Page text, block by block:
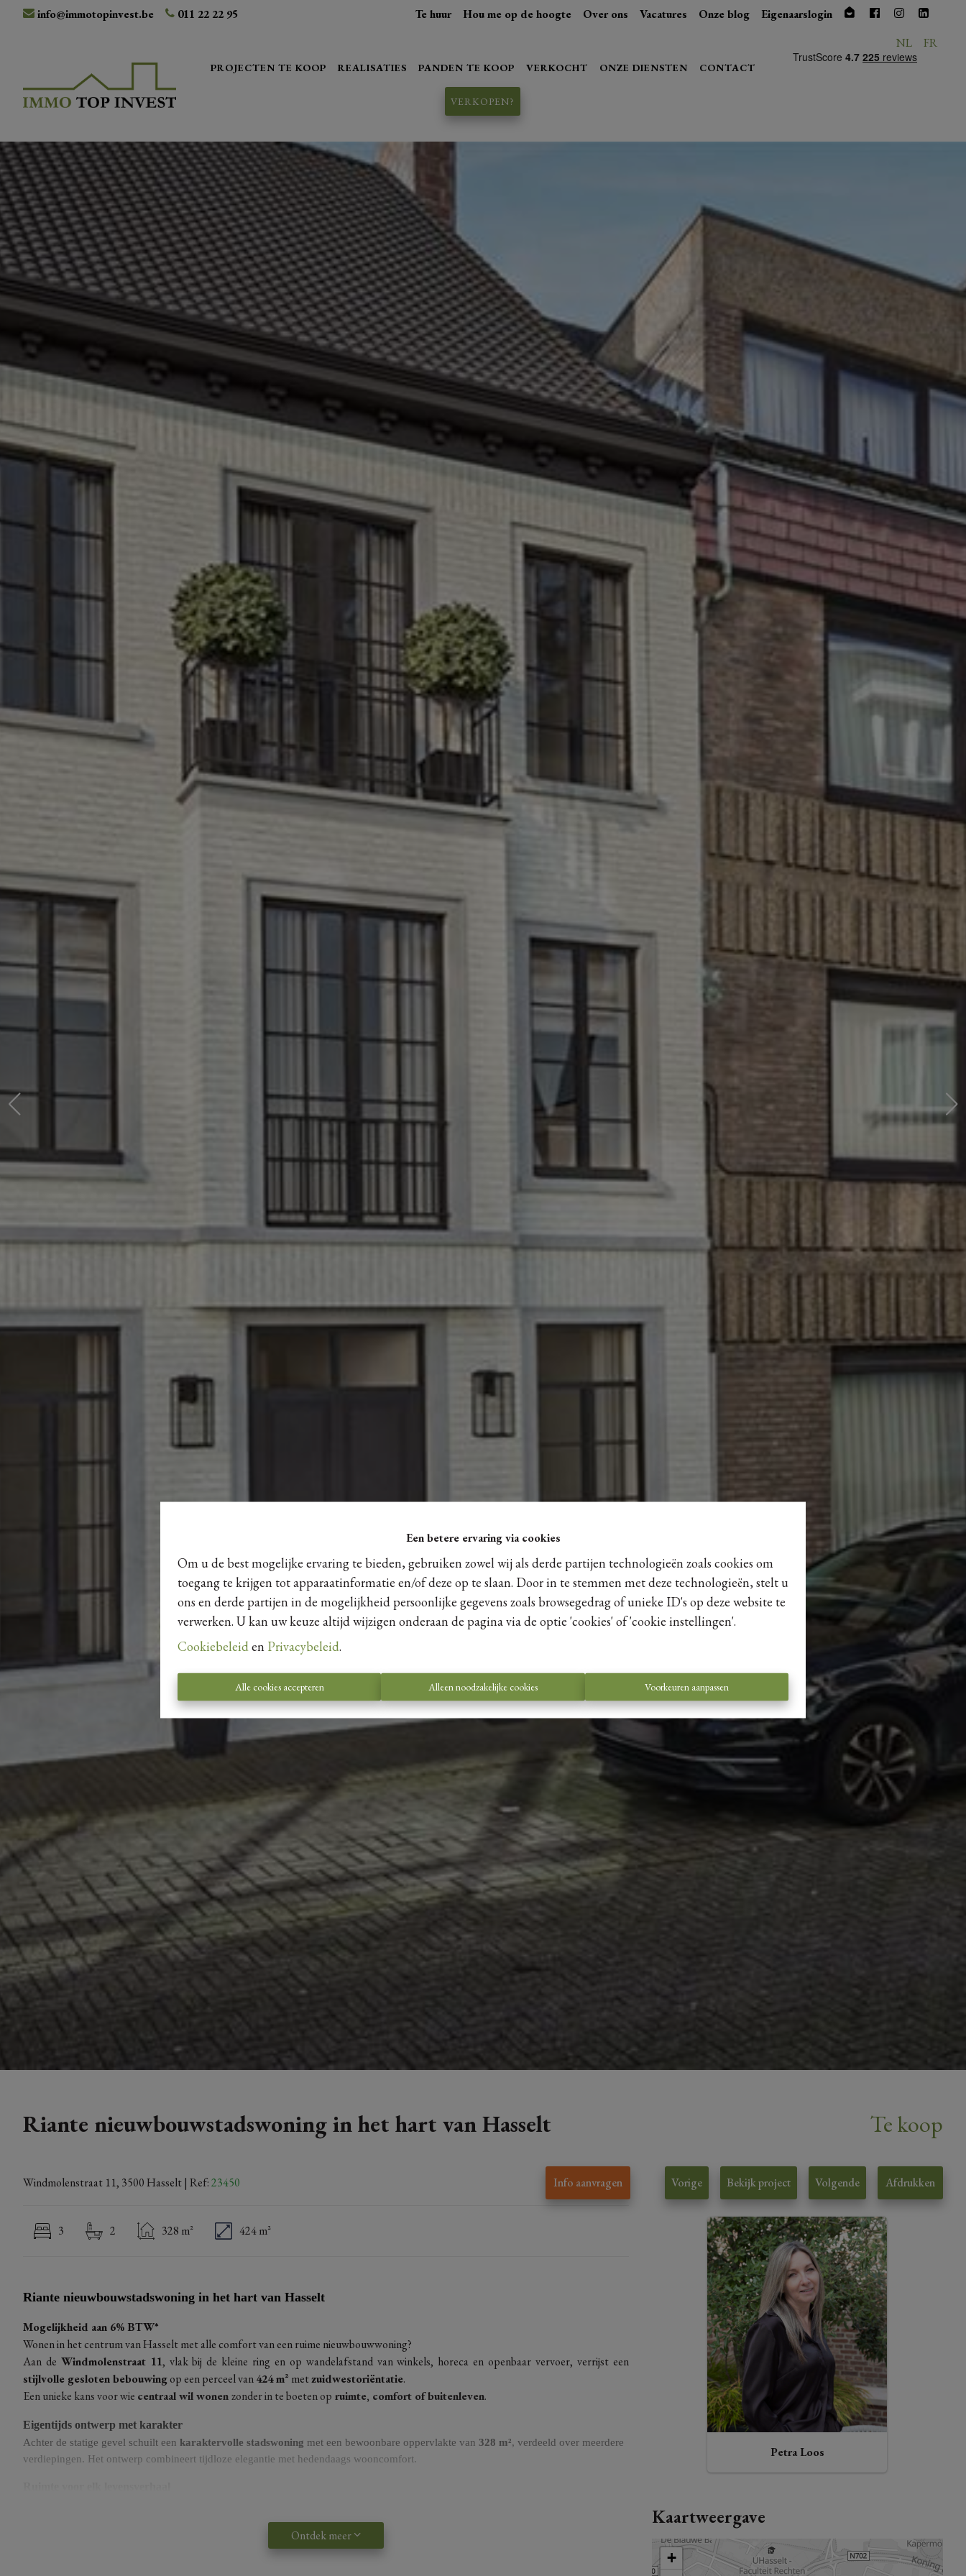
Een betere ervaring via cookies
Om u de best mogelijke ervaring te bieden, gebruiken zowel wij als derde partijen technologieën zoals cookies om
toegang te krijgen tot apparaatinformatie en/of deze op te slaan. Door in te stemmen met deze technologieën, stelt u
ons en derde partijen in de mogelijkheid persoonlijke gegevens zoals browsegedrag of unieke ID's op deze website te
verwerken. U kan uw keuze altijd wijzigen onderaan de pagina via de optie 'cookies' of 'cookie instellingen'.
Cookiebeleid en Privacybeleid.
Alle cookies accepteren Alleen noodzakelijke cookies Voorkeuren aanpassen
info@immotopinvest.be 011 22 22 95 Te huur Hou me op de hoogte Over ons Vacatures Onze blog Eigenaarslogin
PROJECTEN TE KOOP REALISATIES PANDEN TE KOOP VERKOCHT ONZE DIENSTEN CONTACT
VERKOPEN?
NL FR
Riante nieuwbouwstadswoning in het hart van Hasselt Te koop
Windmolenstraat 11, 3500 Hasselt| Ref:23450 Info aanvragen Vorige Bekijk project Volgende Afdrukken
3 2 328 m² 424 m²
Riante nieuwbouwstadswoning in het hart van Hasselt
Mogelijkheid aan 6% BTW*
Wonen in het centrum van Hasselt met alle comfort van een ruime nieuwbouwwoning?
Aan de Windmolenstraat 11, vlak bij de kleine ring en op wandelafstand van winkels, horeca en openbaar vervoer, verrijst een
stijlvolle gesloten bebouwingop een perceel van424 m² metzuidwestoriëntatie.
Een unieke kans voor wie centraal wil wonenzonder in te boeten op ruimte, comfort of buitenleven.
Eigentijds ontwerp met karakter
Achter de statige gevel schuilt een karaktervolle stadswoning met een bewoonbare oppervlakte van 328 m², verdeeld over meerdere
verdiepingen. Het ontwerp combineert tijdloze elegantie met hedendaags wooncomfort.
Ontdek meer
Petra Loos
Kaartweergave